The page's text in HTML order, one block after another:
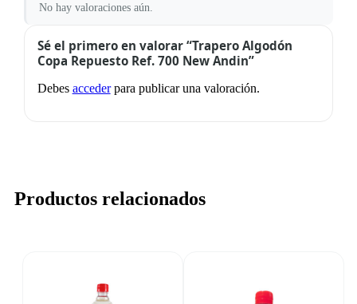
No hay valoraciones aún.
Sé el primero en valorar “Trapero Algodón
Copa Repuesto Ref. 700 New Andin”
Debes accederpara publicar una valoración.
Productos relacionados